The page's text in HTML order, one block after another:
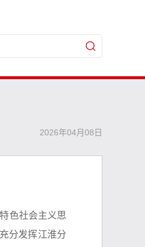
2026年04月08日
色社会主义思
分发挥江淮分